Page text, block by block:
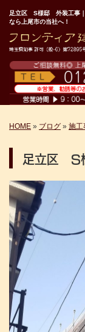
足立区 S様邸 外装工事｜
なら上尾市の当社へ！
HOME » ブログ » 施工
足立区 S